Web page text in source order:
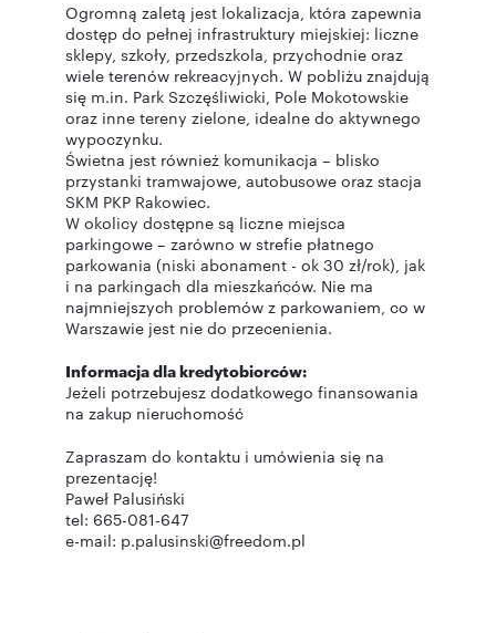
Ogromną zaletą jest lokalizacja, która zapewnia
dostęp do pełnej infrastruktury miejskiej: liczne
sklepy, szkoły, przedszkola, przychodnie oraz
wiele terenów rekreacyjnych. W pobliżu znajdują
się m.in. Park Szczęśliwicki, Pole Mokotowskie
oraz inne tereny zielone, idealne do aktywnego
wypoczynku.
Świetna jest również komunikacja – blisko
przystanki tramwajowe, autobusowe oraz stacja
SKM PKP Rakowiec.
W okolicy dostępne są liczne miejsca
parkingowe – zarówno w strefie płatnego
parkowania (niski abonament - ok 30 zł/rok), jak
i na parkingach dla mieszkańców. Nie ma
najmniejszych problemów z parkowaniem, co w
Warszawie jest nie do przecenienia.
Informacja dla kredytobiorców:
Jeżeli potrzebujesz dodatkowego finansowania
na zakup nieruchomość
Zapraszam do kontaktu i umówienia się na
prezentację!
Paweł Palusiński
tel: 665-081-647
e-mail: p.palusinski@freedom.pl